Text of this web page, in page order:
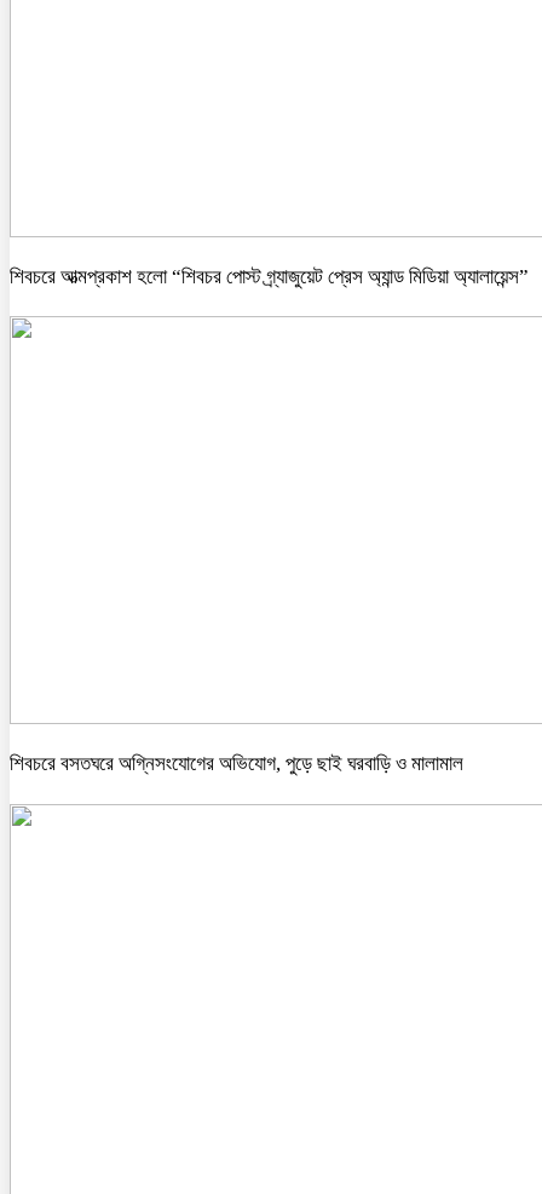
শিবচরে আত্মপ্রকাশ হলো “শিবচর পোস্ট গ্র্যাজুয়েট প্রেস অ্যান্ড মিডিয়া অ্যালায়েন্স”
শিবচরে বসতঘরে অগ্নিসংযোগের অভিযোগ, পুড়ে ছাই ঘরবাড়ি ও মালামাল